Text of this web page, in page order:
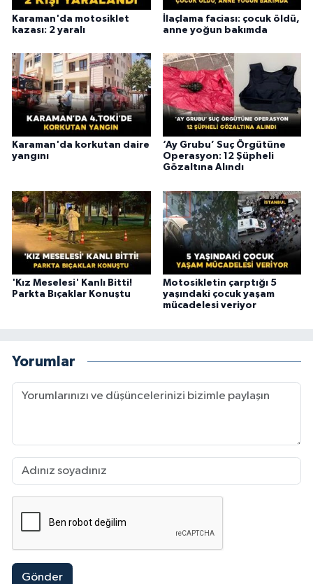
Karaman'da motosiklet
kazası: 2 yaralı
İlaçlama faciası: çocuk öldü,
anne yoğun bakımda
Karaman'da korkutan daire
yangını
‘Ay Grubu’ Suç Örgütüne
Operasyon: 12 Şüpheli
Gözaltına Alındı
'Kız Meselesi' Kanlı Bitti!
Parkta Bıçaklar Konuştu
Motosikletin çarptığı 5
yaşındaki çocuk yaşam
mücadelesi veriyor
Yorumlar
Gönder